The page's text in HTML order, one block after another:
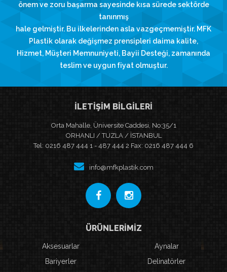
önem ve zoru başarma sayesinde kısa sürede sektörde
tanınmış
hale gelmiştir. Bu ilkelerinden asla vazgeçmemiştir. MFK
Plastik olarak değişmez prensipleri daima kalite,
Hizmet, Müşteri Memnuniyeti, Bayii Desteği, zamanında
teslim ve uygun fiyat olmuştur.
İLETİŞİM BİLGİLERİ
Orta Mahalle, Üniversite Caddesi, No:35/1
ORHANLI / TUZLA / İSTANBUL
Tel: 0216 487 444 1 - 487 444 2 Fax: 0216 487 444 6
info@mfkplastik.com
ÜRÜNLERİMİZ
Aksesuarlar
Aynalar
Bariyerler
Delinatörler